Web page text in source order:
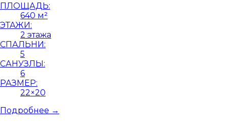
ПЛОЩАДЬ:
640 м²
ЭТАЖИ:
2 этажа
СПАЛЬНИ:
5
САНУЗЛЫ:
6
РАЗМЕР:
22×20
Подробнее →